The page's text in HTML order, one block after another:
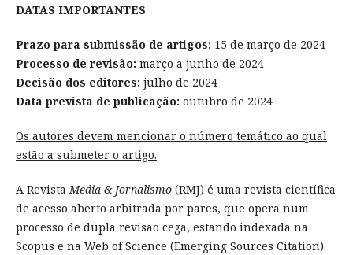
DATAS IMPORTANTES
Prazo para submissão de artigos: 15 de março de 2024
Processo de revisão: março a junho de 2024
Decisão dos editores: julho de 2024
Data prevista de publicação: outubro de 2024
Os autores devem mencionar o número temático ao qual
estão a submeter o artigo.
A Revista Media & Jornalismo(RMJ) é uma revista científica
de acesso aberto arbitrada por pares, que opera num
processo de dupla revisão cega, estando indexada na
Scopus e na Web of Science (Emerging Sources Citation).